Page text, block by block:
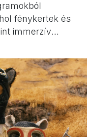
fénykertek és
immerzív